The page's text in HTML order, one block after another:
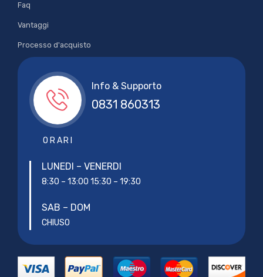
Faq
Vantaggi
Processo d'acquisto
Info & Supporto
0831 860313
ORARI
LUNEDI – VENERDI
8:30 – 13:00 15:30 – 19:30
SAB – DOM
CHIUSO